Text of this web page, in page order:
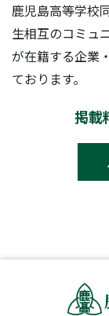
鹿児島高等学校
生相互のコミュ
が在籍する企業
ております。
掲載